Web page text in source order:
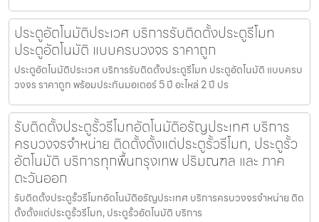
ประตูอัตโนมัติประเวศ บริการรับติดตั้งประตูรีโมท
ประตูอัตโนมัติ แบบครบวงจร ราคาถูก
ประตูอัตโนมัติประเวศ บริการรับติดตั้งประตูรีโมท ประตูอัตโนมัติ แบบครบ
วงจร ราคาถูก พร้อมประกันมอเตอร์ 5 ปี อะไหล่ 2 ปี ปร
รับติดตั้งประตูรั้วรีโมทอัตโนมัติอรัญประเทศ บริการ
ครบวงจรจำหน่าย ติดตั้งตั้งแต่ประตูรั้วรีโมท, ประตูรั้ว
อัตโนมัติ บริการทุกพื้นกรุงเทพ ปริมณฑล และ ภาค
ตะวันออก
รับติดตั้งประตูรั้วรีโมทอัตโนมัติอรัญประเทศ บริการครบวงจรจำหน่าย ติด
ตั้งตั้งแต่ประตูรั้วรีโมท, ประตูรั้วอัตโนมัติ บริการ